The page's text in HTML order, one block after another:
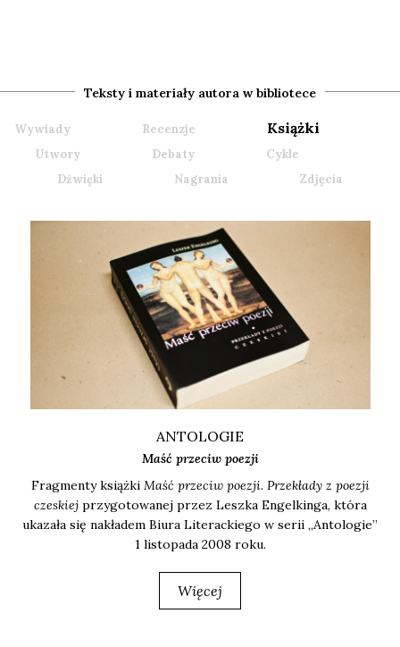
Teksty i materiały autora w bibliotece
Wywiady Recenzje Książki
Utwory Debaty
Cykle
Dźwięki
Nagrania Zdjęcia
ANTOLOGIE
Maść przeciw poezji
Frag­men­ty książ­ki Maść prze­ciw poezji. Prze­kła­dy z poezji
cze­skiejprzy­go­to­wa­nej przez Lesz­ka Engel­kin­ga, któ­ra
uka­za­ła się nakła­dem Biu­ra Lite­rac­kie­go w serii „Anto­lo­gie”
1 listo­pa­da 2008 roku.
Więcej